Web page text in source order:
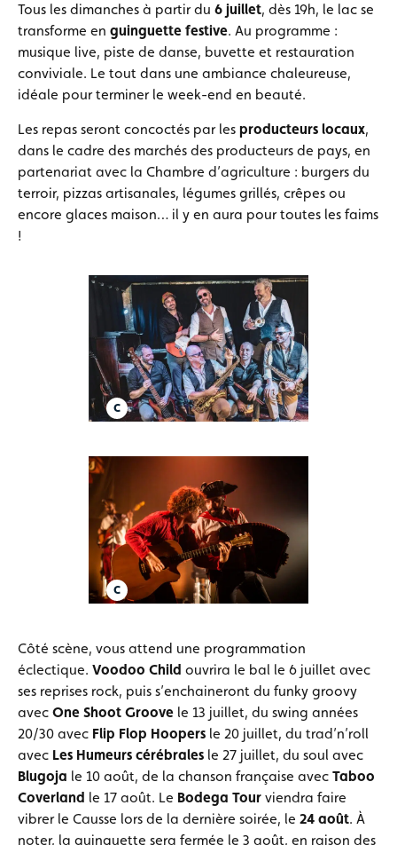
Tous les dimanches à partir du 6 juillet, dès 19h, le lac se
transforme en guinguette festive. Au programme :
musique live, piste de danse, buvette et restauration
conviviale. Le tout dans une ambiance chaleureuse,
idéale pour terminer le week-end en beauté.
Les repas seront concoctés par les producteurs locaux,
dans le cadre des marchés des producteurs de pays, en
partenariat avec la Chambre d’agriculture : burgers du
terroir, pizzas artisanales, légumes grillés, crêpes ou
encore glaces maison… il y en aura pour toutes les faims
!
Côté scène, vous attend une programmation
éclectique. Voodoo Child ouvrira le bal le 6 juillet avec
ses reprises rock, puis s’enchaineront du funky groovy
avec One Shoot Groove le 13 juillet, du swing années
20/30 avec Flip Flop Hoopers le 20 juillet, du trad’n’roll
avec Les Humeurs cérébrales le 27 juillet, du soul avec
Blugoja le 10 août, de la chanson française avec Taboo
Coverland le 17 août. Le Bodega Tour viendra faire
vibrer le Causse lors de la dernière soirée, le 24 août. À
noter, la guinguette sera fermée le 3 août, en raison des